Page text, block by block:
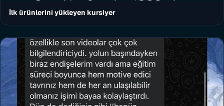
İlk ürünlerini yükleyen kursiyer